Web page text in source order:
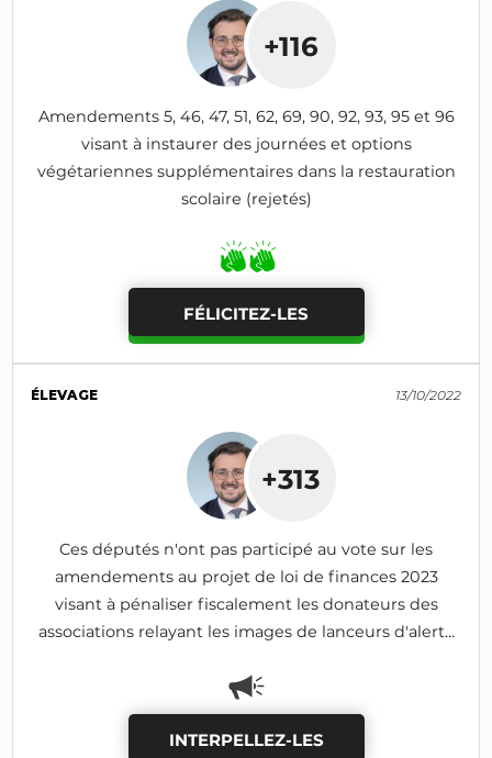
+116
Amendements 5, 46, 47, 51, 62, 69, 90, 92, 93, 95 et 96
visant à instaurer des journées et options
végétariennes supplémentaires dans la restauration
scolaire (rejetés)
FÉLICITEZ-LES
ÉLEVAGE 13/10/2022
+313
Ces députés n'ont pas participé au vote sur les
amendements au projet de loi de finances 2023
visant à pénaliser fiscalement les donateurs des
associations relayant les images de lanceurs d'alerte
INTERPELLEZ-LES